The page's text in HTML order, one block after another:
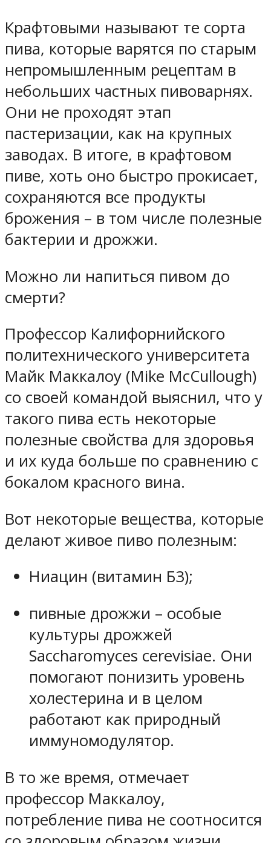
Крафтовыми называют те сорта
пива, которые варятся по старым
непромышленным рецептам в
небольших частных пивоварнях.
Они не проходят этап
пастеризации, как на крупных
заводах. В итоге, в крафтовом
пиве, хоть оно быстро прокисает,
сохраняются все продукты
брожения – в том числе полезные
бактерии и дрожжи.
Можно ли напиться пивом до
смерти?
Профессор Калифорнийского
политехнического университета
Майк Маккалоу (Mike McCullough)
со своей командой выяснил, что у
такого пива есть некоторые
полезные свойства для здоровья
и их куда больше по сравнению с
бокалом красного вина.
Вот некоторые вещества, которые
делают живое пиво полезным:
Ниацин (витамин Б3);
пивные дрожжи – особые
культуры дрожжей
Saccharomyces cerevisiae. Они
помогают понизить уровень
холестерина и в целом
работают как природный
иммуномодулятор.
В то же время, отмечает
профессор Маккалоу,
потребление пива не соотносится